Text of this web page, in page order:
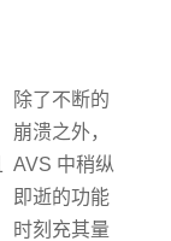
除了不断的
崩溃之外，
AVS 中稍纵
即逝的功能
时刻充其量